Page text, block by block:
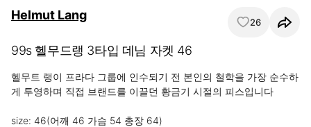
Helmut Lang 26
99s 헬무드랭 3타입 데님 자켓 46
헬무트 랭이 프라다 그룹에 인수되기 전 본인의 철학을 가장 순수하
게 투영하며 직접 브랜드를 이끌던 황금기 시절의 피스입니다
size: 46(어깨 46 가슴 54 총장 64)